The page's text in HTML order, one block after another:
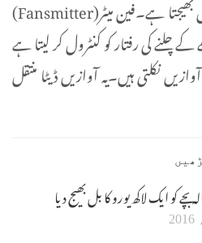
کے پنکھے کی آواز کی صورت میں بھیجتا ہے۔فین میٹر(Fansmitter)
کے چلنے کی رفتار کو کنٹرول کر لیتا ہے
نکلتی ہیں۔یہ آوازیں ڈیٹا منتقل